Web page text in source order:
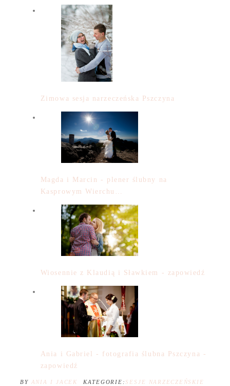
Zimowa sesja narzeczeńska Pszczyna
Magda i Marcin - plener ślubny na
Kasprowym Wierchu…
Wiosennie z Klaudią i Sławkiem - zapowiedź
Ania i Gabriel - fotografia ślubna Pszczyna -
zapowiedź
BY ANIA I JACEK KATEGORIE: SESJE NARZECZEŃSKIE